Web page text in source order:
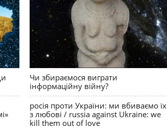
Чи збираємося виграти
інформаційну війну?
росія проти України: ми вбиваємо їх
з любові / russia against Ukraine: we
kill them out of love